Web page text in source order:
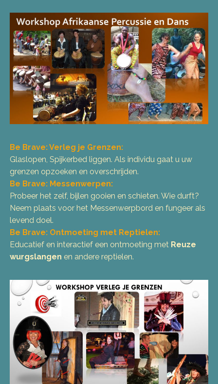
Be Brave: Verleg je Grenzen:
Glaslopen, Spijkerbed liggen. Als individu gaat u uw
grenzen opzoeken en overschrijden.
Be Brave: Messenwerpen:
Probeer het zelf, bijlen gooien en schieten. Wie durft?
Neem plaats voor het Messenwerpbord en fungeer als
levend doel.
Be Brave: Ontmoeting met Reptielen:
Educatief en interactief een ontmoeting met Reuze
wurgslangen en andere reptielen.